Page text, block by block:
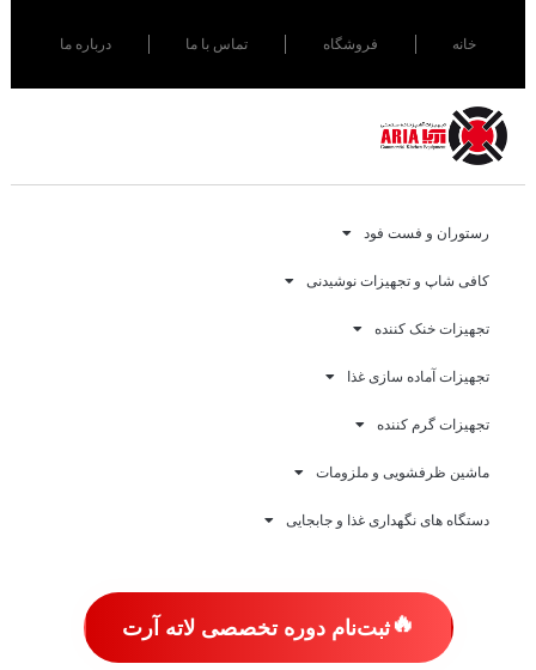
خانه فروشگاه تماس با ما درباره ما
رستوران و فست فود
کافی شاپ و تجهیزات نوشیدنی
تجهیزات خنک کننده
تجهیزات آماده سازی غذا
تجهیزات گرم کننده
ماشین ظرفشویی و ملزومات
دستگاه های نگهداری غذا و جابجایی
🔥ثبت‌نام دوره تخصصی لاته آرت